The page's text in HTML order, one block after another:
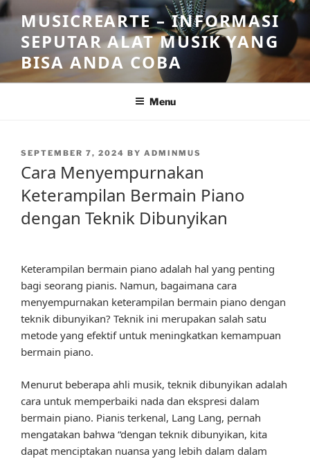
Skip
to
content
MUSICREARTE – INFORMASI
SEPUTAR ALAT MUSIK YANG
BISA ANDA COBA
Menu
POSTED
SEPTEMBER 7, 2024 BY ADMINMUS
Cara Menyempurnakan
Keterampilan Bermain Piano
dengan Teknik Dibunyikan
Keterampilan bermain piano adalah hal yang penting
bagi seorang pianis. Namun, bagaimana cara
menyempurnakan keterampilan bermain piano dengan
teknik dibunyikan? Teknik ini merupakan salah satu
metode yang efektif untuk meningkatkan kemampuan
bermain piano.
Menurut beberapa ahli musik, teknik dibunyikan adalah
cara untuk memperbaiki nada dan ekspresi dalam
bermain piano. Pianis terkenal, Lang Lang, pernah
mengatakan bahwa “dengan teknik dibunyikan, kita
dapat menciptakan nuansa yang lebih dalam dalam